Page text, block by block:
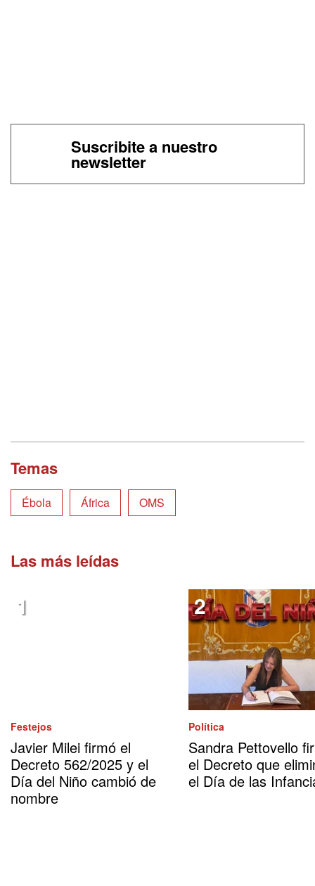
Suscribite a nuestro
newsletter
Temas
Ébola África OMS
Las más leídas
Festejos
Javier Milei firmó el
Decreto 562/2025 y el
Día del Niño cambió de
nombre
Política
Sandra Pettovello
el Decreto que
el Día de las